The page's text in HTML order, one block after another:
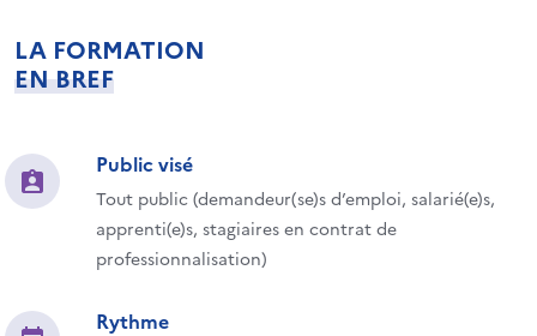
LA FORMATION
EN BREF
Public visé
Tout public (demandeur(se)s d’emploi, salarié(e)s,
apprenti(e)s, stagiaires en contrat de
professionnalisation)
Rythme